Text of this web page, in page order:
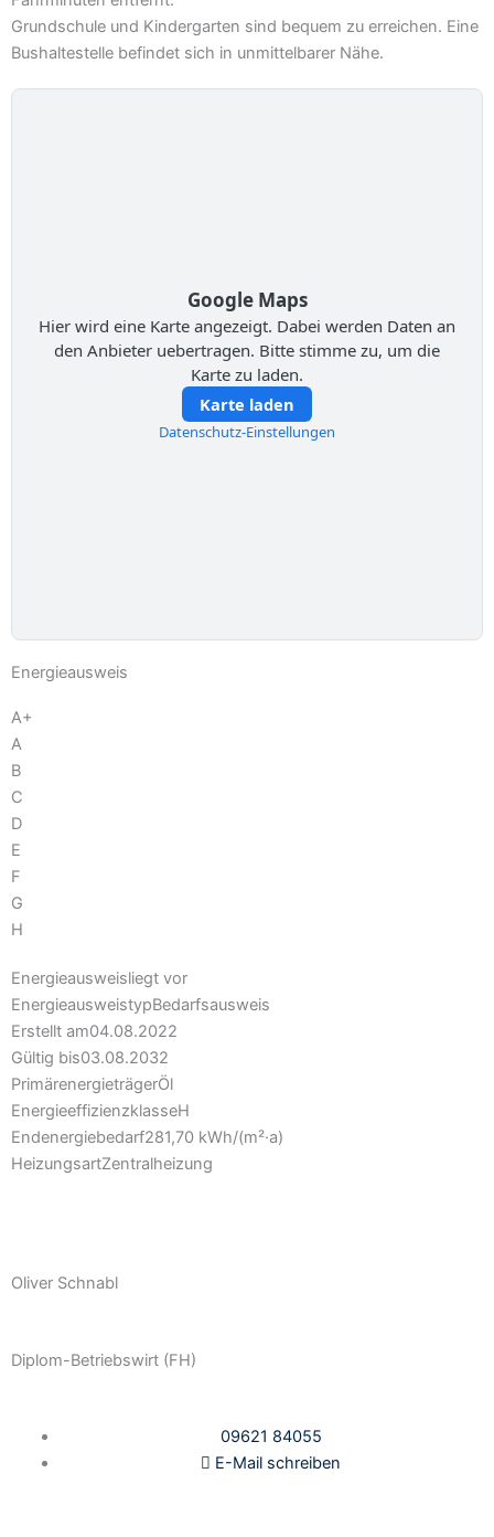
Grundschule und Kindergarten sind bequem zu erreichen. Eine
Bushaltestelle befindet sich in unmittelbarer Nähe.
Google Maps
Hier wird eine Karte angezeigt. Dabei werden Daten an
den Anbieter uebertragen. Bitte stimme zu, um die
Karte zu laden.
Karte laden
Datenschutz-Einstellungen
Energieausweis
A+
A
B
C
D
E
F
G
H
Energieausweisliegt vor
Energie­ausweistypBedarfsausweis
Erstellt am04.08.2022
Gültig bis03.08.2032
PrimärenergieträgerÖl
EnergieeffizienzklasseH
Endenergiebedarf281,70 kWh/(m²·a)
HeizungsartZentralheizung
Oliver Schnabl
Diplom-Betriebswirt (FH)
09621 84055
E-Mail schreiben